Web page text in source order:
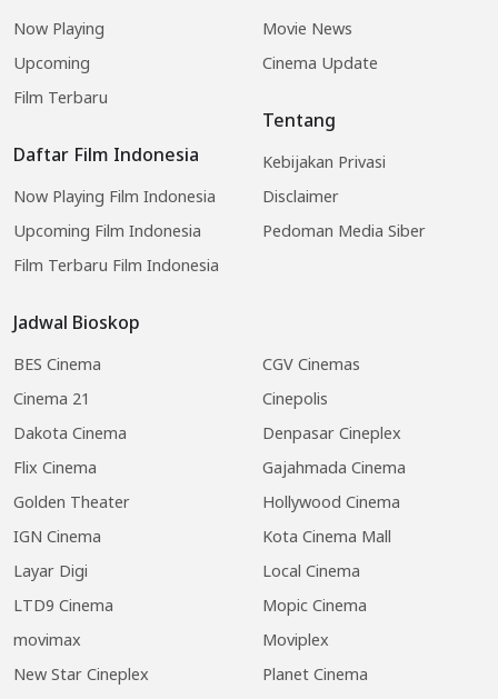
Now Playing
Upcoming
Film Terbaru
Daftar Film Indonesia
Now Playing Film Indonesia
Upcoming Film Indonesia
Film Terbaru Film Indonesia
Jadwal Bioskop
BES Cinema
CGV Cinemas
Cinema 21
Cinepolis
Dakota Cinema
Denpasar Cineplex
Flix Cinema
Gajahmada Cinema
Golden Theater
Hollywood Cinema
IGN Cinema
Kota Cinema Mall
Layar Digi
Local Cinema
LTD9 Cinema
Mopic Cinema
movimax
Moviplex
New Star Cineplex
Planet Cinema
Movie News
Cinema Update
Tentang
Kebijakan Privasi
Disclaimer
Pedoman Media Siber